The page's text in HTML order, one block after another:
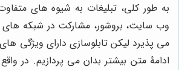
به طور کلی، تبلیغات به شیوه های
وب سایت، بروشور، مشارکت در شبکه
می پذیرد لیکن تابلوسازی دارای ویژگی
ادامۀ متن بیشتر بدان می پردازیم. در